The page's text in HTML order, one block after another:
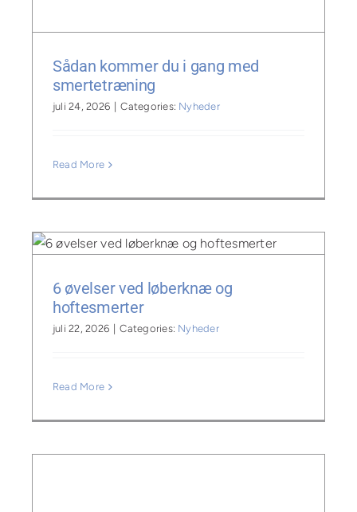
Sådan kommer du i gang med
smertetræning
juli 24, 2026 Categories: Nyheder
Read More
6 øvelser ved løberknæ og
hoftesmerter
juli 22, 2026 Categories: Nyheder
Read More